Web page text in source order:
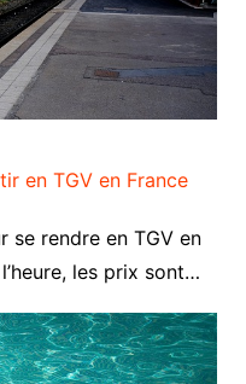
en TGV en France
se rendre en TGV en
les prix sont…